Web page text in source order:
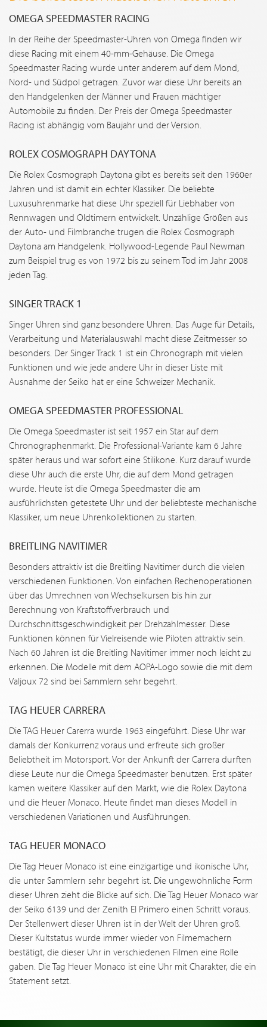
OMEGA SPEEDMASTER RACING
In der Reihe der Speedmaster-Uhren von Omega finden wir
diese Racing mit einem 40-mm-Gehäuse. Die Omega
Speedmaster Racing wurde unter anderem auf dem Mond,
Nord- und Südpol getragen. Zuvor war diese Uhr bereits an
den Handgelenken der Männer und Frauen mächtiger
Automobile zu finden. Der Preis der Omega Speedmaster
Racing ist abhängig vom Baujahr und der Version.
ROLEX COSMOGRAPH DAYTONA
Die Rolex Cosmograph Daytona gibt es bereits seit den 1960er
Jahren und ist damit ein echter Klassiker. Die beliebte
Luxusuhrenmarke hat diese Uhr speziell für Liebhaber von
Rennwagen und Oldtimern entwickelt. Unzählige Größen aus
der Auto- und Filmbranche trugen die Rolex Cosmograph
Daytona am Handgelenk. Hollywood-Legende Paul Newman
zum Beispiel trug es von 1972 bis zu seinem Tod im Jahr 2008
jeden Tag.
SINGER TRACK 1
Singer Uhren sind ganz besondere Uhren. Das Auge für Details,
Verarbeitung und Materialauswahl macht diese Zeitmesser so
besonders. Der Singer Track 1 ist ein Chronograph mit vielen
Funktionen und wie jede andere Uhr in dieser Liste mit
Ausnahme der Seiko hat er eine Schweizer Mechanik.
OMEGA SPEEDMASTER PROFESSIONAL
Die Omega Speedmaster ist seit 1957 ein Star auf dem
Chronographenmarkt. Die Professional-Variante kam 6 Jahre
später heraus und war sofort eine Stilikone. Kurz darauf wurde
diese Uhr auch die erste Uhr, die auf dem Mond getragen
wurde. Heute ist die Omega Speedmaster die am
ausführlichsten getestete Uhr und der beliebteste mechanische
Klassiker, um neue Uhrenkollektionen zu starten.
BREITLING NAVITIMER
Besonders attraktiv ist die Breitling Navitimer durch die vielen
verschiedenen Funktionen. Von einfachen Rechenoperationen
über das Umrechnen von Wechselkursen bis hin zur
Berechnung von Kraftstoffverbrauch und
Durchschnittsgeschwindigkeit per Drehzahlmesser. Diese
Funktionen können für Vielreisende wie Piloten attraktiv sein.
Nach 60 Jahren ist die Breitling Navitimer immer noch leicht zu
erkennen. Die Modelle mit dem AOPA-Logo sowie die mit dem
Valjoux 72 sind bei Sammlern sehr begehrt.
TAG HEUER CARRERA
Die TAG Heuer Carerra wurde 1963 eingeführt. Diese Uhr war
damals der Konkurrenz voraus und erfreute sich großer
Beliebtheit im Motorsport. Vor der Ankunft der Carrera durften
diese Leute nur die Omega Speedmaster benutzen. Erst später
kamen weitere Klassiker auf den Markt, wie die Rolex Daytona
und die Heuer Monaco. Heute findet man dieses Modell in
verschiedenen Variationen und Ausführungen.
TAG HEUER MONACO
Die Tag Heuer Monaco ist eine einzigartige und ikonische Uhr,
die unter Sammlern sehr begehrt ist. Die ungewöhnliche Form
dieser Uhren zieht die Blicke auf sich. Die Tag Heuer Monaco war
der Seiko 6139 und der Zenith El Primero einen Schritt voraus.
Der Stellenwert dieser Uhren ist in der Welt der Uhren groß.
Dieser Kultstatus wurde immer wieder von Filmemachern
bestätigt, die dieser Uhr in verschiedenen Filmen eine Rolle
gaben. Die Tag Heuer Monaco ist eine Uhr mit Charakter, die ein
Statement setzt.